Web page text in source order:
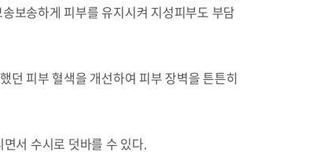
보송하게 피부를 유지시켜 지성피부도 부담
던 피부 혈색을 개선하여 피부 장벽을 튼튼히
서 수시로 덧바를 수 있다.